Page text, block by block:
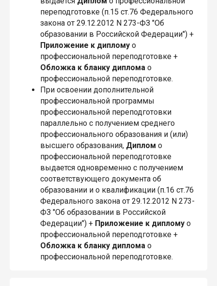
переподготовке (п.15 ст.76 Федерального
закона от 29.12.2012 N 273-ФЗ "Об
образовании в Российской Федерации") +
Приложение к диплому о
профессиональной переподготовке +
Обложка к бланку диплома о
профессиональной переподготовке.
При освоении дополнительной
профессиональной программы
профессиональной переподготовки
параллельно с получением среднего
профессионального образования и (или)
высшего образования, Диплом о
профессиональной переподготовке
выдается одновременно с получением
соответствующего документа об
образовании и о квалификации (п.16 ст.76
Федерального закона от 29.12.2012 N 273-
ФЗ "Об образовании в Российской
Федерации") + Приложение к диплому о
профессиональной переподготовке +
Обложка к бланку диплома о
профессиональной переподготовке.